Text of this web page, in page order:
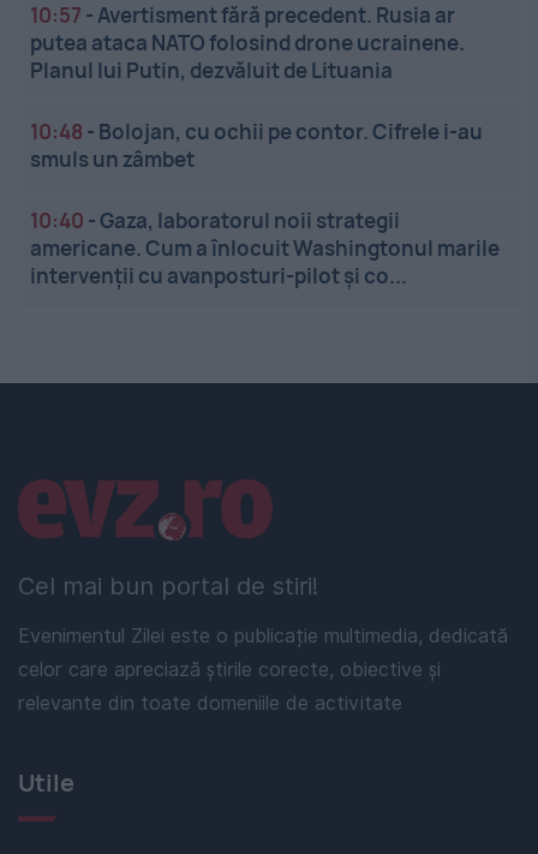
10:57 -Avertisment fără precedent. Rusia ar
putea ataca NATO folosind drone ucrainene.
Planul lui Putin, dezvăluit de Lituania
10:48 - Bolojan, cu ochii pe contor. Cifrele i-au
smuls un zâmbet
10:40 -Gaza, laboratorul noii strategii
americane. Cum a înlocuit Washingtonul marile
intervenții cu avanposturi-pilot și co...
Cel mai bun portal de stiri!
Evenimentul Zilei este o publicație multimedia, dedicată
celor care apreciază știrile corecte, obiective și
relevante din toate domeniile de activitate
Linkuri utile
Utile